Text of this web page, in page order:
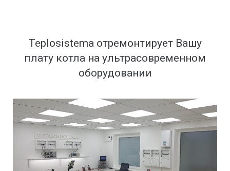
Teplosistema отремонтирует Вашу
плату котла на ультрасовременном
оборудовании